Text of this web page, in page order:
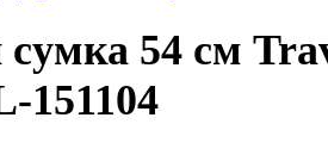
54 см
151104